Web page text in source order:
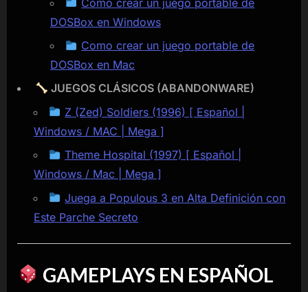
DOSBox en Windows
Como crear un juego portable de
DOSBox en Mac
JUEGOS CLÁSICOS (ABANDONWARE)
Z (Zed) Soldiers (1996) [ Español |
Windows / MAC | Mega ]
Theme Hospital (1997) [ Español |
Windows / Mac | Mega ]
Juega a Populous 3 en Alta Definición con
Este Parche Secreto
GAMEPLAYS EN ESPAÑOL